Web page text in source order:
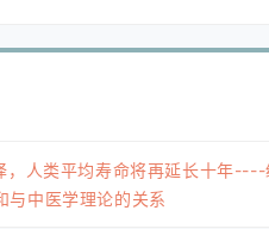
，人类平均寿命将再延长十年----
与中医学理论的关系